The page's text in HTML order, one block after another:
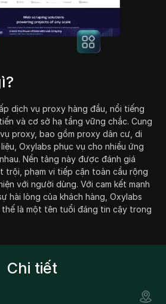
dịch vụ proxy hàng đầu, nổi tiếng
và cơ sở hạ tầng vững chắc. Cung
proxy, bao gồm proxy dân cư, di
Oxylabs phục vụ cho nhiều ứng
Nền tảng này được đánh giá
trội, phạm vi tiếp cận toàn cầu rộng
với người dùng. Với cam kết mạnh
hài lòng của khách hàng, Oxylabs
là một tên tuổi đáng tin cậy trong
Chi tiết